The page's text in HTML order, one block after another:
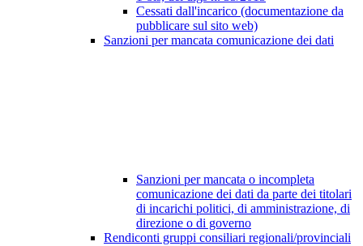
Cessati dall'incarico (documentazione da
pubblicare sul sito web)
Sanzioni per mancata comunicazione dei dati
Sanzioni per mancata o incompleta
comunicazione dei dati da parte dei titolari
di incarichi politici, di amministrazione, di
direzione o di governo
Rendiconti gruppi consiliari regionali/provinciali